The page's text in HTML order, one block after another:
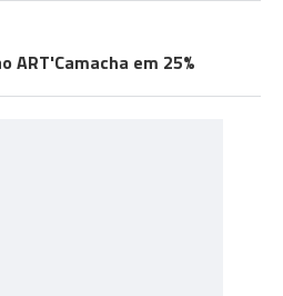
ART'Camacha em 25%